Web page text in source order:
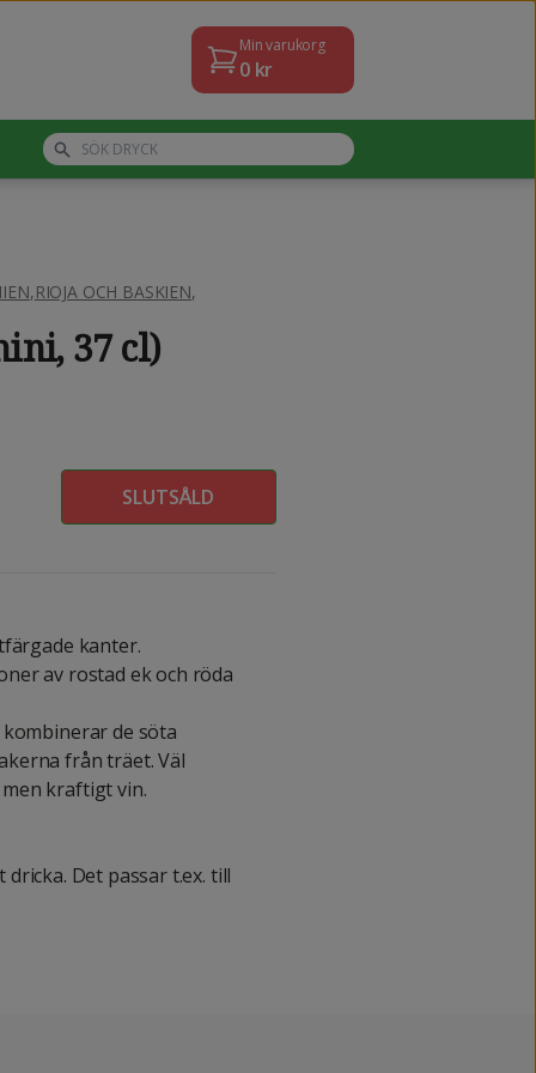
Min varukorg
0kr
,RIOJA OCH BASKIEN,
37 cl)
SLUTSÅLD
kanter.
av rostad ek och röda
de söta
från träet. Väl
kraftigt vin.
Det passar t.ex. till